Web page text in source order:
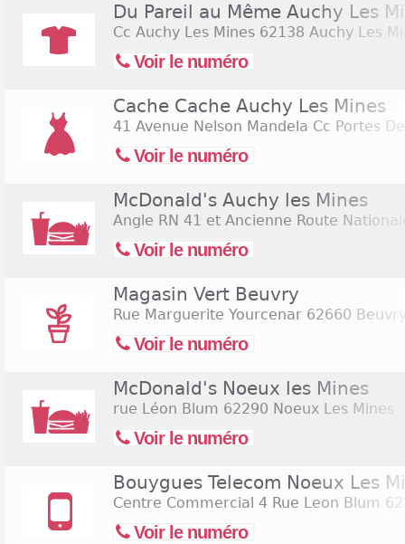
Du Pareil au Même Auchy Les
Cc Auchy Les Mines 62138 Auchy Les
Voir le numéro
Cache Cache Auchy Les Mines
41 Avenue Nelson Mandela Cc Portes
Voir le numéro
McDonald's Auchy les Mines
Angle RN 41 et Ancienne Route
Voir le numéro
Magasin Vert Beuvry
Rue Marguerite Yourcenar 62660
Voir le numéro
McDonald's Noeux les Mines
rue Léon Blum 62290 Noeux Les Mines
Voir le numéro
Bouygues Telecom Noeux Les
Centre Commercial 4 Rue Leon Blum
Voir le numéro